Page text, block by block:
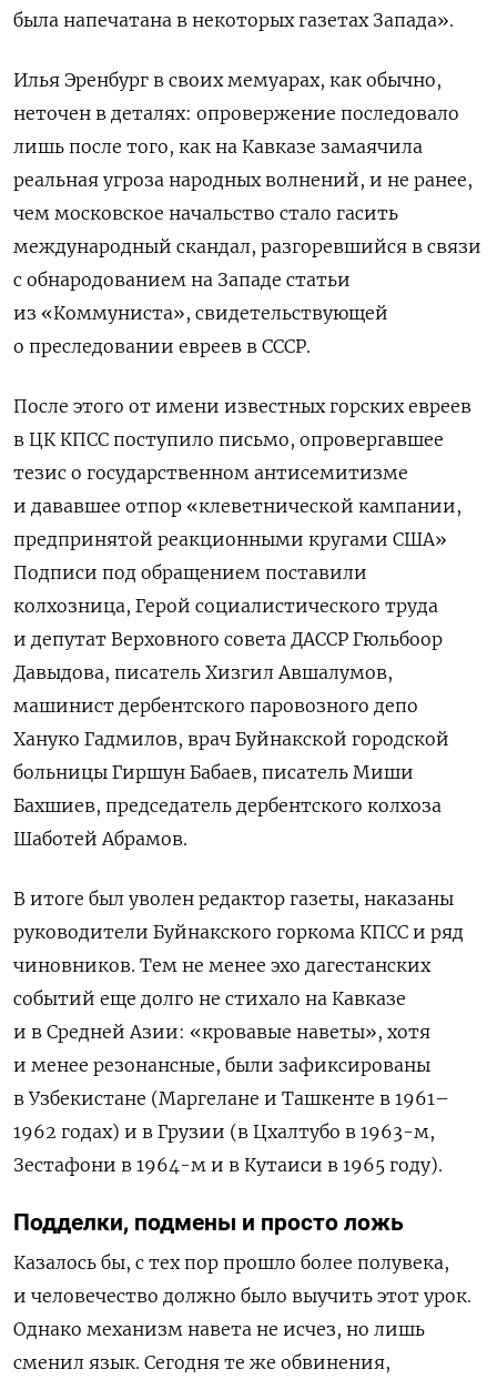
была напечатана в некоторых газетах Запада».
Илья Эренбург в своих мемуарах, как обычно,
неточен в деталях: опровержение последовало
лишь после того, как на Кавказе замаячила
реальная угроза народных волнений, и не ранее,
чем московское начальство стало гасить
международный скандал, разгоревшийся в связи
с обнародованием на Западе статьи
из «Коммуниста», свидетельствующей
о преследовании евреев в СССР.
После этого от имени известных горских евреев
в ЦК КПСС поступило письмо, опровергавшее
тезис о государственном антисемитизме
и дававшее отпор «клеветнической кампании,
предпринятой реакционными кругами США»
Подписи под обращением поставили
колхозница, Герой социалистического труда
и депутат Верховного совета ДАССР Гюльбоор
Давыдова, писатель Хизгил Авшалумов,
машинист дербентского паровозного депо
Хануко Гадмилов, врач Буйнакской городской
больницы Гиршун Бабаев, писатель Миши
Бахшиев, председатель дербентского колхоза
Шаботей Абрамов.
В итоге был уволен редактор газеты, наказаны
руководители Буйнакского горкома КПСС и ряд
чиновников. Тем не менее эхо дагестанских
событий еще долго не стихало на Кавказе
и в Средней Азии: «кровавые наветы», хотя
и менее резонансные, были зафиксированы
в Узбекистане (Маргелане и Ташкенте в 1961–
1962 годах) и в Грузии (в Цхалтубо в 1963-м,
Зестафони в 1964-м и в Кутаиси в 1965 году).
Подделки, подмены и просто ложь
Казалось бы, с тех пор прошло более полувека,
и человечество должно было выучить этот урок.
Однако механизм навета не исчез, но лишь
сменил язык. Сегодня те же обвинения,